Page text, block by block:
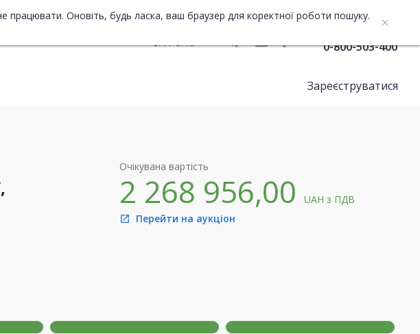
працювати. Оновіть, будь ласка, ваш браузер для коректної роботи пошуку.
UA
ENG 0-800-503-400
Зареєструватися
Очікувана вартість
2 268 956,00UAHз ПДВ
open_in_new Перейти на аукціон